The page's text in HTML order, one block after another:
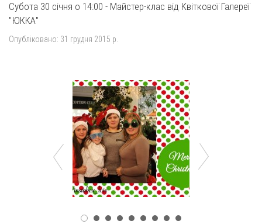
Субота 30 січня о 14:00 - Майстер-клас від Квіткової Галереї
"ЮККА"
Опубліковано: 31 грудня 2015 р.